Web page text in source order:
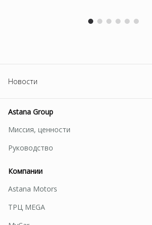
Новости
Astana Group
Миссия, ценности
Руководство
Компании
Astana Motors
ТРЦ MEGA